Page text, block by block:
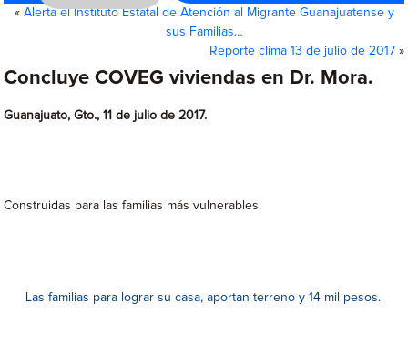
« Alerta el Instituto Estatal de Atención al Migrante Guanajuatense y
sus Familias…
Reporte clima 13 de julio de 2017»
Concluye COVEG viviendas en Dr. Mora.
Guanajuato, Gto., 11 de julio de 2017.
Construidas para las familias más vulnerables.
Las familias para lograr su casa, aportan terreno y 14 mil pesos.